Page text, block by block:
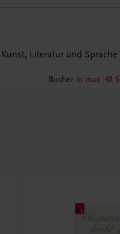
Kunst, Literatur und Sprache
Bücher in max. 48